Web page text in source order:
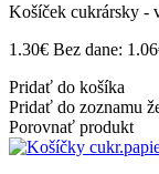
Košíček cukrársky -
1.30€ Bez dane:
Pridať do košíka
Pridať do zoznamu
Porovnať produkt